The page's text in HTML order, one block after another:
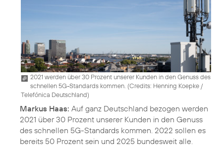
2021 werden über 30 Prozent unserer Kunden in den Genuss des
schnellen 5G-Standards kommen. (Credits: Henning Koepke /
Telefónica Deutschland)
Markus Haas: Auf ganz Deutschland bezogen werden
2021 über 30 Prozent unserer Kunden in den Genuss
des schnellen 5G-Standards kommen. 2022 sollen es
bereits 50 Prozent sein und 2025 bundesweit alle.